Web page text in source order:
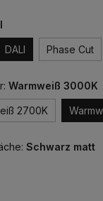
DALI Phase Cut
Warmweiß 3000K
2700K
Schwarz matt